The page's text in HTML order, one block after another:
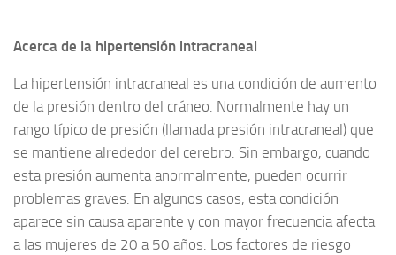
Acerca de la hipertensión intracraneal
La hipertensión intracraneal es una condición de aumento
de la presión dentro del cráneo. Normalmente hay un
rango típico de presión (llamada presión intracraneal) que
se mantiene alrededor del cerebro. Sin embargo, cuando
esta presión aumenta anormalmente, pueden ocurrir
problemas graves. En algunos casos, esta condición
aparece sin causa aparente y con mayor frecuencia afecta
a las mujeres de 20 a 50 años. Los factores de riesgo